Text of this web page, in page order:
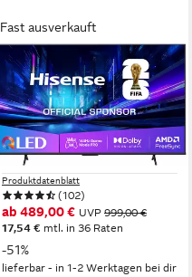
Fast ausverkauft
HISENSE
55E77Q PRO QLED-
Fernseher
139 cm/55 Zoll Diagonale
QLED Bildschirmtechnologie
4K Ultra HD Auflösung
Produktdatenblatt
(102)
ab 489,00 € UVP 999,00 €
17,54 € mtl. in 36 Raten
-51%
lieferbar - in 1-2 Werktagen bei dir